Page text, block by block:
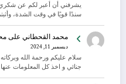
يشرفني أن أعبر لكم عن شكري
سندًا قويًا في وقت الشدة،
محمد القحطاني على
ديسمبر 11, 2024
سلام عليكم ورحمة الله
جنائي و اخذ كل المعلومات